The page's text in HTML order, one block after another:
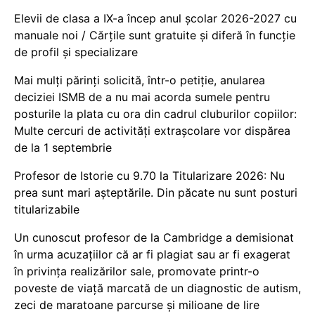
Elevii de clasa a IX-a încep anul școlar 2026-2027 cu
manuale noi / Cărțile sunt gratuite și diferă în funcție
de profil și specializare
Mai mulți părinți solicită, într-o petiție, anularea
deciziei ISMB de a nu mai acorda sumele pentru
posturile la plata cu ora din cadrul cluburilor copiilor:
Multe cercuri de activități extrașcolare vor dispărea
de la 1 septembrie
Profesor de Istorie cu 9.70 la Titularizare 2026: Nu
prea sunt mari așteptările. Din păcate nu sunt posturi
titularizabile
Un cunoscut profesor de la Cambridge a demisionat
în urma acuzațiilor că ar fi plagiat sau ar fi exagerat
în privința realizărilor sale, promovate printr-o
poveste de viață marcată de un diagnostic de autism,
zeci de maratoane parcurse și milioane de lire